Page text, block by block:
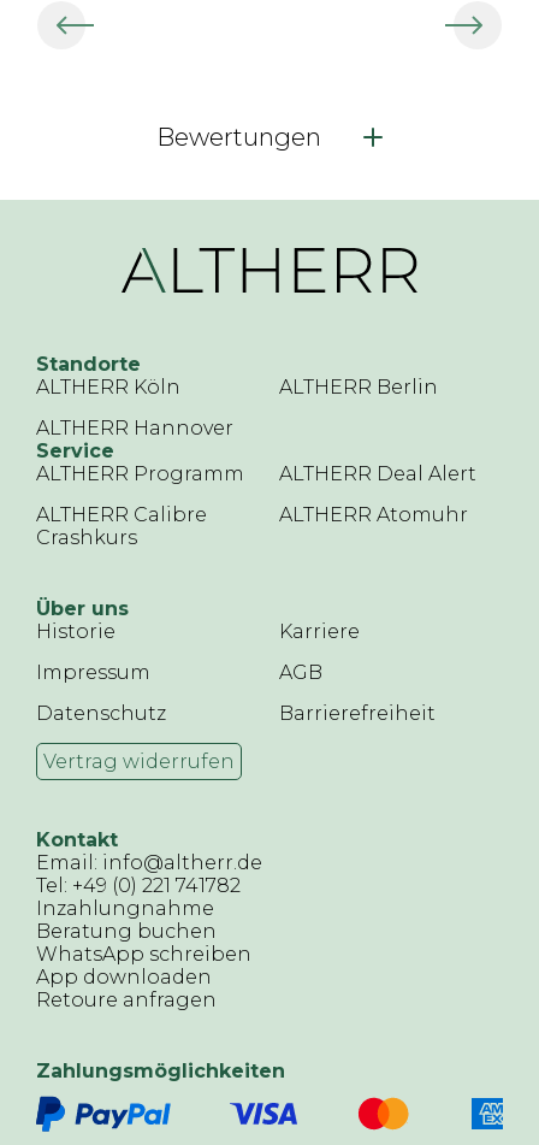
Bewertungen
Standorte
ALTHERR Köln
ALTHERR Berlin
ALTHERR Hannover
Service
ALTHERR Programm
ALTHERR Deal Alert
ALTHERR Calibre
Crashkurs
ALTHERR Atomuhr
Über uns
Historie
Karriere
Impressum
AGB
Datenschutz
Barrierefreiheit
Vertrag widerrufen
Kontakt
Email: info@altherr.de
Tel: +49 (0) 221 741782
Inzahlungnahme
Beratung buchen
WhatsApp schreiben
App downloaden
Retoure anfragen
Zahlungsmöglichkeiten